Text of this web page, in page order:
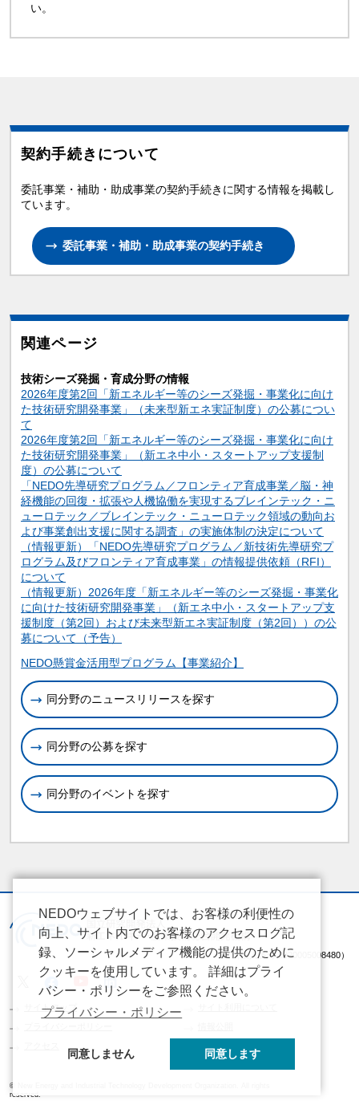
い。
契約手続きについて
委託事業・補助・助成事業の契約手続きに関する情報を掲載し
ています。
委託事業・補助・助成事業の契約手続き
関連ページ
技術シーズ発掘・育成分野の情報
2026年度第2回「新エネルギー等のシーズ発掘・事業化に向け
た技術研究開発事業」（未来型新エネ実証制度）の公募につい
て
2026年度第2回「新エネルギー等のシーズ発掘・事業化に向け
た技術研究開発事業」（新エネ中小・スタートアップ支援制
度）の公募について
「NEDO先導研究プログラム／フロンティア育成事業／脳・神
経機能の回復・拡張や人機協働を実現するブレインテック・ニ
ューロテック／ブレインテック・ニューロテック領域の動向お
よび事業創出支援に関する調査」の実施体制の決定について
（情報更新）「NEDO先導研究プログラム／新技術先導研究プ
ログラム及びフロンティア育成事業」の情報提供依頼（RFI）
について
（情報更新）2026年度「新エネルギー等のシーズ発掘・事業化
に向けた技術研究開発事業」（新エネ中小・スタートアップ支
援制度（第2回）および未来型新エネ実証制度（第2回））の公
募について（予告）
関連情報
NEDO懸賞金活用型プログラム【事業紹介】
同分野のニュースリリースを探す
同分野の公募を探す
同分野のイベントを探す
（法人番号 2020005008480）
サイトマップ
© New Energy and Industrial Technology Development Organization. All rights
reserved.
NEDOウェブサイトでは、お客様の利便性の
向上、サイト内でのお客様のアクセスログ記
録、ソーシャルメディア機能の提供のために
クッキーを使用しています。 詳細はプライ
バシー・ポリシーをご参照ください。
プライバシー・ポリシー
同意しません 同意します